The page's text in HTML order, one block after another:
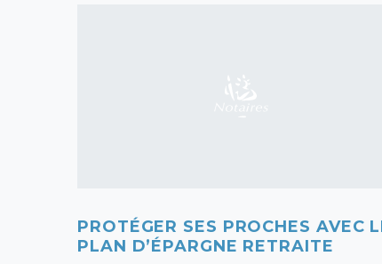
PROTÉGER SES PROCHES AVEC
PLAN D’ÉPARGNE RETRAITE